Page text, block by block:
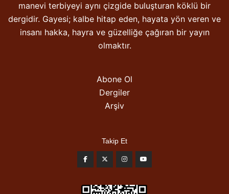
manevi terbiyeyi aynı çizgide buluşturan köklü bir
dergidir. Gayesi; kalbe hitap eden, hayata yön veren ve
insanı hakka, hayra ve güzelliğe çağıran bir yayın
olmaktır.
Abone Ol
Dergiler
Arşiv
Takip Et